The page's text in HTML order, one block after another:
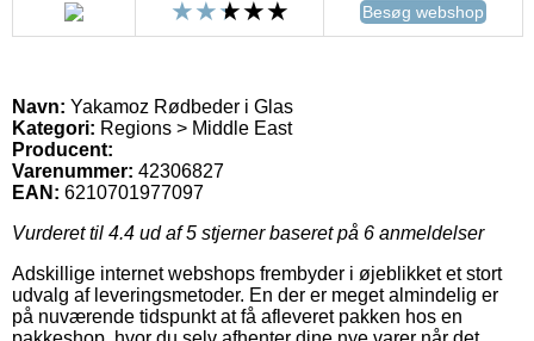
Besøg webshop
Navn: Yakamoz Rødbeder i Glas
Kategori: Regions > Middle East
Producent:
Varenummer: 42306827
EAN: 6210701977097
Vurderet til 4.4 ud af 5 stjerner baseret på 6 anmeldelser
Adskillige internet webshops frembyder i øjeblikket et stort
udvalg af leveringsmetoder. En der er meget almindelig er
på nuværende tidspunkt at få afleveret pakken hos en